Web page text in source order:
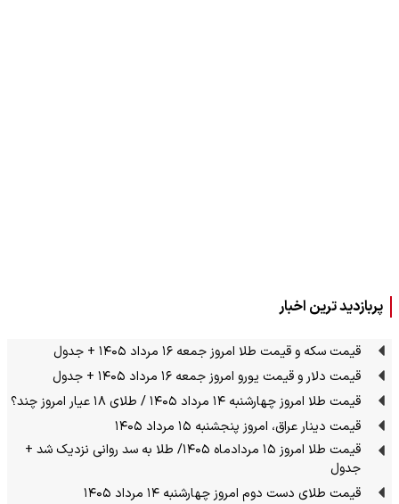
پربازدید ترین اخبار
قیمت سکه و قیمت طلا امروز جمعه ۱۶ مرداد ۱۴۰۵ + جدول
قیمت دلار و قیمت یورو امروز جمعه ۱۶ مرداد ۱۴۰۵ + جدول
قیمت طلا امروز چهارشنبه ۱۴ مرداد ۱۴۰۵ / طلای ۱۸ عیار امروز چند؟
قیمت دینار عراق، امروز پنجشنبه ۱۵ مرداد ۱۴۰۵
قیمت طلا امروز ۱۵ مردادماه ۱۴۰۵/ طلا به سد روانی نزدیک شد +
جدول
قیمت طلای دست دوم امروز چهارشنبه ۱۴ مرداد ۱۴۰۵